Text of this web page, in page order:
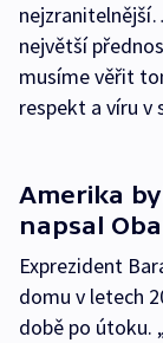
největší
musíme věřit
respekt a víru v
Amerika
napsal
Exprezident
domu v letech
době po útoku.